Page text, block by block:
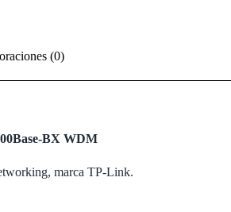
(0)
BX WDM
marca TP-Link.